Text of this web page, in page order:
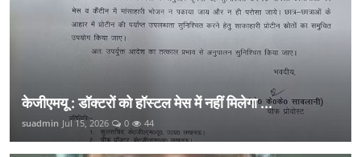
केजीएमयू : डॉक्टरों को हॉस्टल मेस में नहीं मिलेगा ...
suadmin Jul 15, 2026 0 44